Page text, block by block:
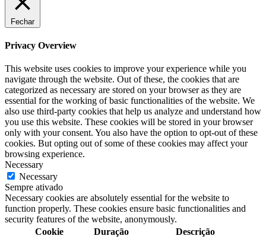
Fechar
Privacy Overview
This website uses cookies to improve your experience while you
navigate through the website. Out of these, the cookies that are
categorized as necessary are stored on your browser as they are
essential for the working of basic functionalities of the website. We
also use third-party cookies that help us analyze and understand how
you use this website. These cookies will be stored in your browser
only with your consent. You also have the option to opt-out of these
cookies. But opting out of some of these cookies may affect your
browsing experience.
Necessary
Necessary
Sempre ativado
Necessary cookies are absolutely essential for the website to
function properly. These cookies ensure basic functionalities and
security features of the website, anonymously.
Cookie
Duração Descrição